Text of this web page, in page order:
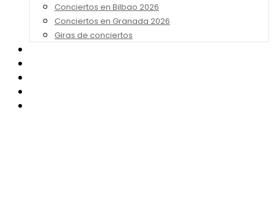
Conciertos en Bilbao 2026
Conciertos en Granada 2026
Giras de conciertos